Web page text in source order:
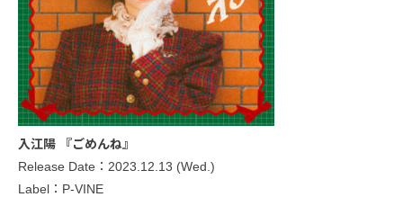
入江陽 『ごめんね』
Release Date：2023.12.13 (Wed.)
Label：P-VINE